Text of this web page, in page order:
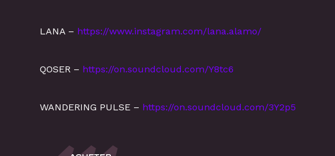
LANA – https://www.instagram.com/lana.alamo/
QOSER – https://on.soundcloud.com/Y8tc6
WANDERING PULSE – https://on.soundcloud.com/3Y2p5